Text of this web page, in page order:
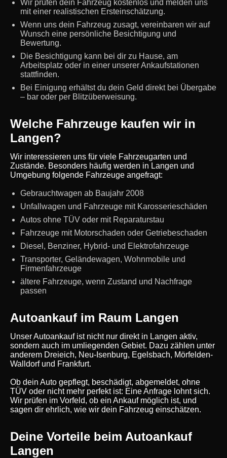
Wir prüfen dein Fahrzeug kostenlos und melden uns
mit einer realistischen Ersteinschätzung.
Wenn uns dein Fahrzeug zusagt, vereinbaren wir auf
Wunsch eine persönliche Besichtigung und
Bewertung.
Die Besichtigung kann bei dir zu Hause, am
Arbeitsplatz oder in einer unserer Ankaufstationen
stattfinden.
Bei Einigung erhältst du dein Geld direkt bei Übergabe
– bar oder per Blitzüberweisung.
Welche Fahrzeuge kaufen wir in
Langen?
Wir interessieren uns für viele Fahrzeugarten und
Zustände. Besonders häufig werden in Langen und
Umgebung folgende Fahrzeuge angefragt:
Gebrauchtwagen ab Baujahr 2008
Unfallwagen und Fahrzeuge mit Karosserieschäden
Autos ohne TÜV oder mit Reparaturstau
Fahrzeuge mit Motorschaden oder Getriebeschaden
Diesel, Benziner, Hybrid- und Elektrofahrzeuge
Transporter, Geländewagen, Wohnmobile und
Firmenfahrzeuge
ältere Fahrzeuge, wenn Zustand und Nachfrage
passen
Autoankauf im Raum Langen
Unser Autoankauf ist nicht nur direkt in Langen aktiv,
sondern auch im umliegenden Gebiet. Dazu zählen unter
anderem Dreieich, Neu-Isenburg, Egelsbach, Mörfelden-
Walldorf und Frankfurt.
Ob dein Auto gepflegt, beschädigt, abgemeldet, ohne
TÜV oder nicht mehr perfekt ist: Eine Anfrage lohnt sich.
Wir prüfen im Vorfeld, ob ein Ankauf möglich ist, und
sagen dir ehrlich, wie wir dein Fahrzeug einschätzen.
Deine Vorteile beim Autoankauf
Langen